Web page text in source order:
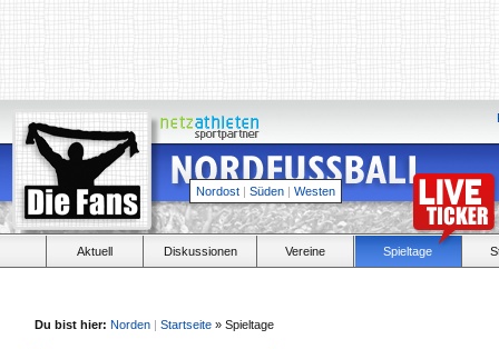
Nordost | Süden | Westen
Aktuell Diskussionen Vereine Spieltage
Du bist hier: Norden | Startseite » Spieltage